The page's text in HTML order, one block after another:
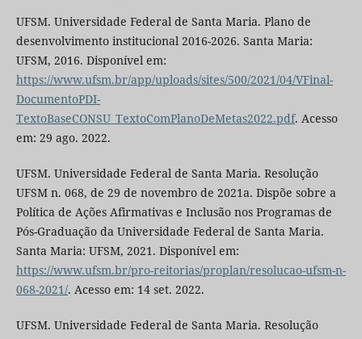
UFSM. Universidade Federal de Santa Maria. Plano de
desenvolvimento institucional 2016-2026. Santa Maria:
UFSM, 2016. Disponível em:
https://www.ufsm.br/app/uploads/sites/500/2021/04/VFinal-
DocumentoPDI-
TextoBaseCONSU_TextoComPlanoDeMetas2022.pdf. Acesso
em: 29 ago. 2022.
UFSM. Universidade Federal de Santa Maria. Resolução
UFSM n. 068, de 29 de novembro de 2021a. Dispõe sobre a
Política de Ações Afirmativas e Inclusão nos Programas de
Pós-Graduação da Universidade Federal de Santa Maria.
Santa Maria: UFSM, 2021. Disponível em:
https://www.ufsm.br/pro-reitorias/proplan/resolucao-ufsm-n-
068-2021/. Acesso em: 14 set. 2022.
UFSM. Universidade Federal de Santa Maria. Resolução